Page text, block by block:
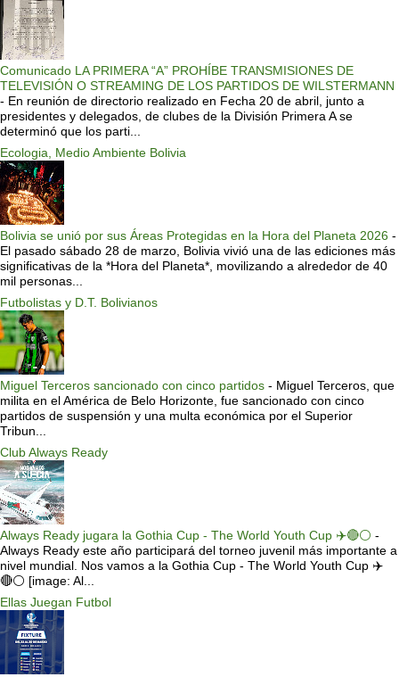
Comunicado LA PRIMERA “A” PROHÍBE TRANSMISIONES DE
TELEVISIÓN O STREAMING DE LOS PARTIDOS DE WILSTERMANN
- En reunión de directorio realizado en Fecha 20 de abril, junto a
presidentes y delegados, de clubes de la División Primera A se
determinó que los parti...
Ecologia, Medio Ambiente Bolivia
Bolivia se unió por sus Áreas Protegidas en la Hora del Planeta 2026 -
El pasado sábado 28 de marzo, Bolivia vivió una de las ediciones más
significativas de la *Hora del Planeta*, movilizando a alrededor de 40
mil personas...
Futbolistas y D.T. Bolivianos
Miguel Terceros sancionado con cinco partidos - Miguel Terceros, que
milita en el América de Belo Horizonte, fue sancionado con cinco
partidos de suspensión y una multa económica por el Superior
Tribun...
Club Always Ready
Always Ready jugara la Gothia Cup - The World Youth Cup ✈️🔴⚪️ -
Always Ready este año participará del torneo juvenil más importante a
nivel mundial. Nos vamos a la Gothia Cup - The World Youth Cup ✈️
🔴⚪️ [image: Al...
Ellas Juegan Futbol